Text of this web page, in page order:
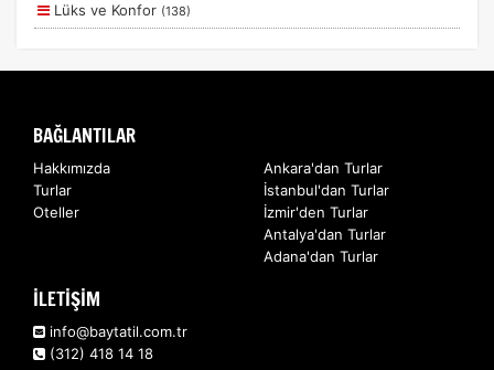
Lüks ve Konfor (138)
Ulaşım ve Transfer
Ek Hizmetler
BAĞLANTILAR
Hakkımızda
Turlar
Oteller
Ankara'dan Turlar
İstanbul'dan Turlar
İzmir'den Turlar
Antalya'dan Turlar
Adana'dan Turlar
İLETİŞİM
info@baytatil.com.tr
(312) 418 14 18